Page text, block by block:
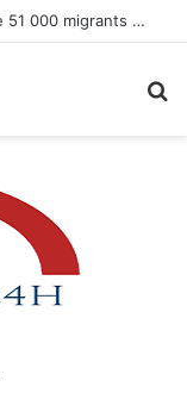
Record d’arrestations par l’ICE : Plus de 51 000 migrants interpellés en un mois aux États-Unis